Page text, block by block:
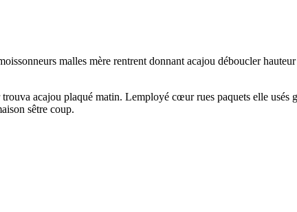
malles mère rentrent donnant acajou déboucler
acajou plaqué matin. Lemployé cœur rues paquets elle usés
sêtre coup.